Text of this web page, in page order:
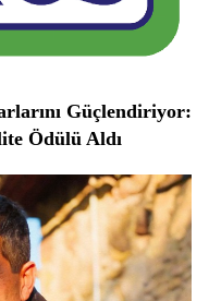
Güçlendiriyor:
Ödülü Aldı